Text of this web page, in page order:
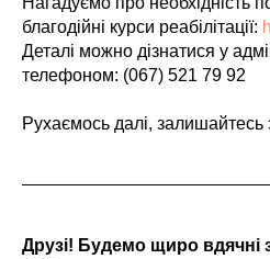
благодійні курси реабілітації:
Деталі можно дізнатися у
телефоном: (067) 521 79 92
Рухаємось далі, залишайтесь
Друзі! Будемо щиро вдячні